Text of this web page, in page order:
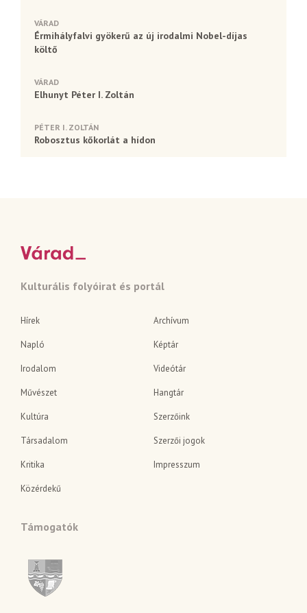
VÁRAD
Érmihályfalvi gyökerű az új irodalmi Nobel-díjas
költő
VÁRAD
Elhunyt Péter I. Zoltán
PÉTER I. ZOLTÁN
Robosztus kőkorlát a hídon
Kulturális folyóirat és portál
Hírek
Napló
Irodalom
Művészet
Kultúra
Társadalom
Kritika
Közérdekű
Archívum
Képtár
Videótár
Hangtár
Szerzőink
Szerzői jogok
Impresszum
Támogatók